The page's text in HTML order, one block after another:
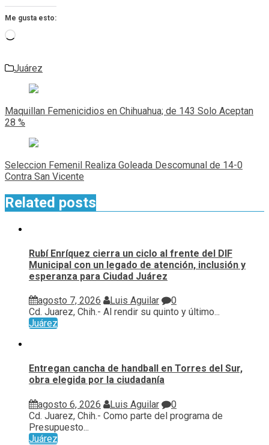
Me gusta esto:
Cargando...
Juárez
Navegación
de
entradas
Maquillan Femenicidios en Chihuahua; de 143 Solo Aceptan
28 %
Seleccion Femenil Realiza Goleada Descomunal de 14-0
Contra San Vicente
Related posts
Rubí Enríquez cierra un ciclo al frente del DIF
Municipal con un legado de atención, inclusión y
esperanza para Ciudad Juárez
agosto 7, 2026 Luis Aguilar
0
Cd. Juarez, Chih.- Al rendir su quinto y último...
Juárez
Entregan cancha de handball en Torres del Sur,
obra elegida por la ciudadanía
agosto 6, 2026 Luis Aguilar
0
Cd. Juarez, Chih.- Como parte del programa de
Presupuesto...
Juárez